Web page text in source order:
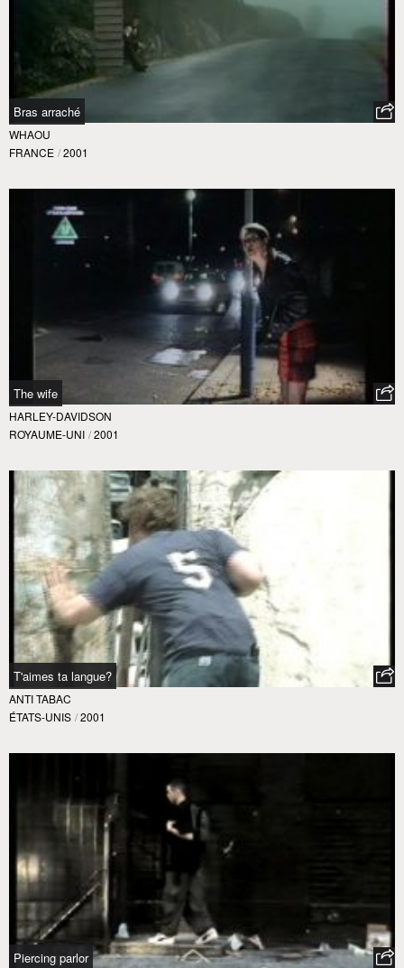
Bras arraché
WHAOU
FRANCE / 2001
The wife
HARLEY-DAVIDSON
ROYAUME-UNI / 2001
T'aimes ta langue?
ANTI TABAC
ÉTATS-UNIS / 2001
Piercing parlor